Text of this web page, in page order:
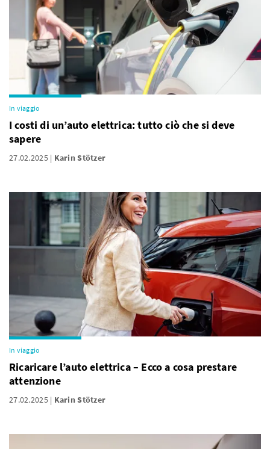
In viaggio
I costi di un’auto elettrica: tutto ciò che si deve
sapere
27.02.2025 Karin Stötzer
In viaggio
Ricaricare l’auto elettrica – Ecco a cosa prestare
attenzione
27.02.2025 Karin Stötzer